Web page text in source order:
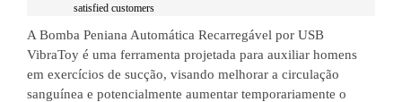
satisfied customers
A Bomba Peniana Automática Recarregável por USB
VibraToy é uma ferramenta projetada para auxiliar homens
em exercícios de sucção, visando melhorar a circulação
sanguínea e potencialmente aumentar temporariamente o